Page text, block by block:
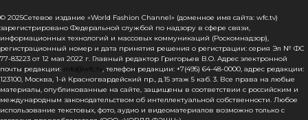
сайта, вы подтверждаете свое согласие на использование
файлов cookie в соответствии с настоящим уведомлением
в отношении данного типа файлов. Если вы не согласны
с тем, чтобы мы использовали данный тип файлов,
то вы должны соответствующим образом установить
настройки вашего браузера или не использовать сайт wfc.tv
© 2025Сетевое издание «World Fashion Channel» (доменное имя сайта: wfc.tv)
зарегистрировано Федеральной службой по надзору в сфере связи,
информационных технологий и массовых коммуникаций (Роскомнадзор),
регистрационный номер и дата принятия решения о регистрации: серия Эл № ФС
77-83223 от 12 мая 2022 г. Главный редактор Григорьев В.О. Адрес электронной
почты редакции: info@wfc.tv, телефон редакции: +7(495) 64-48-0000, адрес редакции:
123100, Москва, 1-й Красногвардейский пр., д.15 этаж 5 каб. 3. Все права на любые
материалы, опубликованные на сайте, защищены в соответствии с российским и
международным законодательством об интеллектуальной собственности. Любое
использование текстовых, фото, аудио и видеоматериалов возможно только с